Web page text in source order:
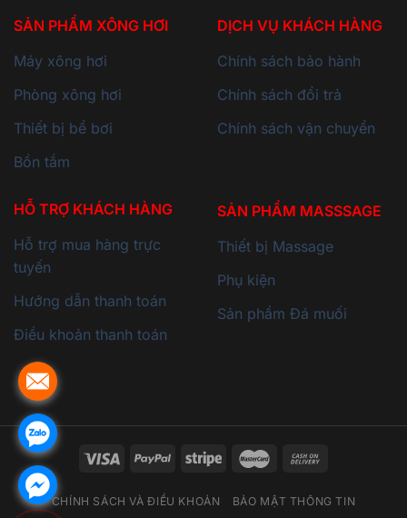
SẢN PHẨM XÔNG HƠI
Máy xông hơi
Phòng xông hơi
Thiết bị bể bơi
Bồn tắm
HỖ TRỢ KHÁCH HÀNG
Hỗ trợ mua hàng trực
tuyến
Hướng dẫn thanh toán
Điều khoản thanh toán
DỊCH VỤ KHÁCH HÀNG
Chính sách bảo hành
Chính sách đổi trả
Chính sách vận chuyển
SẢN PHẨM MASSSAGE
Thiết bị Massage
Phụ kiện
Sản phẩm Đá muối
CHÍNH SÁCH VÀ ĐIỀU KHOẢN BẢO MẬT THÔNG TIN